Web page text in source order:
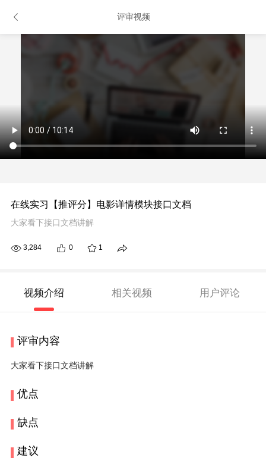
评审视频
在线实习【推评分】电影详情模块接口文档
大家看下接口文档讲解
3,284 0 1
视频介绍 相关视频 用户评论
评审内容
大家看下接口文档讲解
优点
缺点
建议